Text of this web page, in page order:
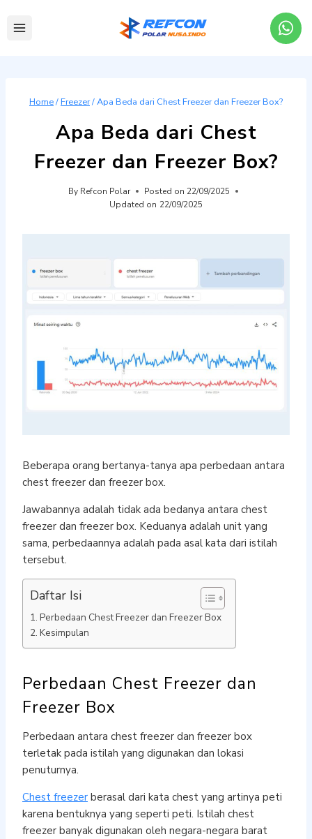
Home/Freezer/Apa Beda dari Chest Freezer dan Freezer Box?
Apa Beda dari Chest
Freezer dan Freezer Box?
By Refcon Polar Posted on 22/09/2025
Updated on 22/09/2025
Beberapa orang bertanya-tanya apa perbedaan antara
chest freezer dan freezer box.
Jawabannya adalah tidak ada bedanya antara chest
freezer dan freezer box. Keduanya adalah unit yang
sama, perbedaannya adalah pada asal kata dari istilah
tersebut.
Daftar Isi
Perbedaan Chest Freezer dan Freezer Box
Kesimpulan
Perbedaan Chest Freezer dan
Freezer Box
Perbedaan antara chest freezer dan freezer box
terletak pada istilah yang digunakan dan lokasi
penuturnya.
Chest freezer berasal dari kata chest yang artinya peti
karena bentuknya yang seperti peti. Istilah chest
freezer banyak digunakan oleh negara-negara barat